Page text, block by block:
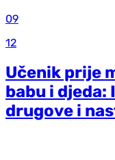
09
12
Učenik prije
babu i djeda:
drugove i